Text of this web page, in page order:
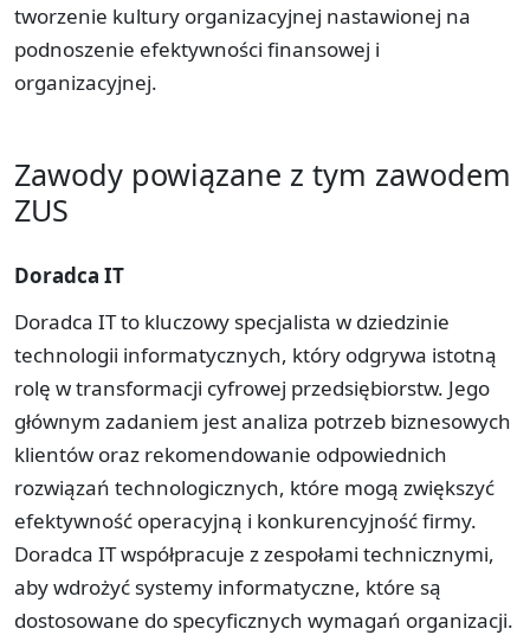
tworzenie kultury organizacyjnej nastawionej na
podnoszenie efektywności finansowej i
organizacyjnej.
Zawody powiązane z tym zawodem
ZUS
Doradca IT
Doradca IT to kluczowy specjalista w dziedzinie
technologii informatycznych, który odgrywa istotną
rolę w transformacji cyfrowej przedsiębiorstw. Jego
głównym zadaniem jest analiza potrzeb biznesowych
klientów oraz rekomendowanie odpowiednich
rozwiązań technologicznych, które mogą zwiększyć
efektywność operacyjną i konkurencyjność firmy.
Doradca IT współpracuje z zespołami technicznymi,
aby wdrożyć systemy informatyczne, które są
dostosowane do specyficznych wymagań organizacji.